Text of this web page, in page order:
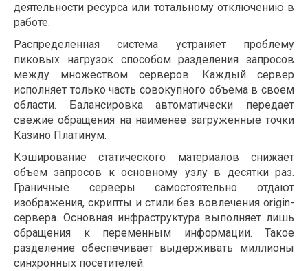
деятельности ресурса или тотальному отключению в
работе.
Распределенная система устраняет проблему
пиковых нагрузок способом разделения запросов
между множеством серверов. Каждый сервер
исполняет только часть совокупного объема в своем
области. Балансировка автоматически передает
свежие обращения на наименее загруженные точки
Казино Платинум.
Кэширование статического материалов снижает
объем запросов к основному узлу в десятки раз.
Граничные серверы самостоятельно отдают
изображения, скрипты и стили без вовлечения origin-
сервера. Основная инфраструктура выполняет лишь
обращения к переменным информации. Такое
разделение обеспечивает выдерживать миллионы
синхронных посетителей.